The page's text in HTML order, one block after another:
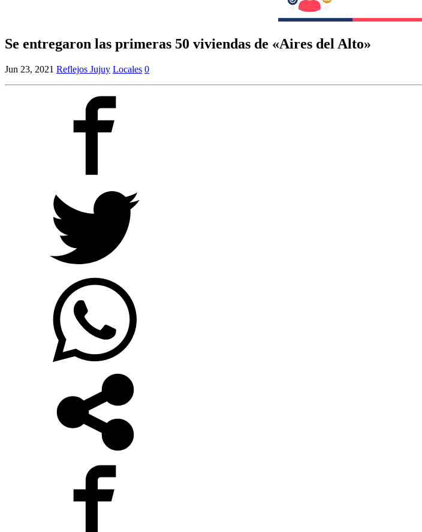
Se entregaron las primeras 50 viviendas de «Aires del Alto»
Jun 23, 2021 Reflejos Jujuy Locales 0